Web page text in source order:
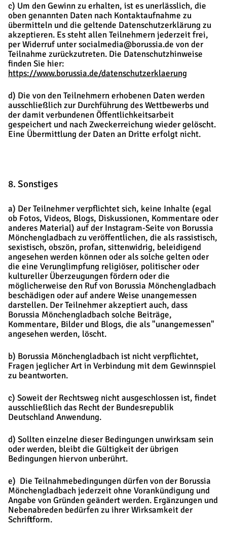
c) Um den Gewinn zu erhalten, ist es unerlässlich, die
oben genannten Daten nach Kontaktaufnahme zu
übermitteln und die geltende Datenschutzerklärung zu
akzeptieren. Es steht allen Teilnehmern jederzeit frei,
per Widerruf unter socialmedia@borussia.de von der
Teilnahme zurückzutreten. Die Datenschutzhinweise
finden Sie hier:
https://www.borussia.de/datenschutzerklaerung
d) Die von den Teilnehmern erhobenen Daten werden
ausschließlich zur Durchführung des Wettbewerbs und
der damit verbundenen Öffentlichkeitsarbeit
gespeichert und nach Zweckerreichung wieder gelöscht.
Eine Übermittlung der Daten an Dritte erfolgt nicht.
8. Sonstiges
a) Der Teilnehmer verpflichtet sich, keine Inhalte (egal
ob Fotos, Videos, Blogs, Diskussionen, Kommentare oder
anderes Material) auf der Instagram-Seite von Borussia
Mönchengladbach zu veröffentlichen, die als rassistisch,
sexistisch, obszön, profan, sittenwidrig, beleidigend
angesehen werden können oder als solche gelten oder
die eine Verunglimpfung religiöser, politischer oder
kultureller Überzeugungen fördern oder die
möglicherweise den Ruf von Borussia Mönchengladbach
beschädigen oder auf andere Weise unangemessen
darstellen. Der Teilnehmer akzeptiert auch, dass
Borussia Mönchengladbach solche Beiträge,
Kommentare, Bilder und Blogs, die als "unangemessen"
angesehen werden, löscht.
b) Borussia Mönchengladbach ist nicht verpflichtet,
Fragen jeglicher Art in Verbindung mit dem Gewinnspiel
zu beantworten.
c) Soweit der Rechtsweg nicht ausgeschlossen ist, findet
ausschließlich das Recht der Bundesrepublik
Deutschland Anwendung.
d) Sollten einzelne dieser Bedingungen unwirksam sein
oder werden, bleibt die Gültigkeit der übrigen
Bedingungen hiervon unberührt.
e) Die Teilnahmebedingungen dürfen von der Borussia
Mönchengladbach jederzeit ohne Vorankündigung und
Angabe von Gründen geändert werden. Ergänzungen und
Nebenabreden bedürfen zu ihrer Wirksamkeit der
Schriftform.